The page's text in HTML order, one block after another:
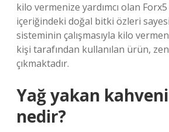
kilo vermenize yardımcı olan
içeriğindeki doğal bitki özleri
sisteminin çalışmasıyla kilo
kişi tarafından kullanılan ürün,
çıkmaktadır.
Yağ yakan
nedir?